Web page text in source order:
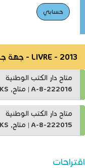
حسابي
LIVRE - 2013 - جهة جندوبة
متاح دار الكتب الوطنية
A-8-222016
| متاح, STACKS
متاح دار الكتب الوطنية
A-8-222015
| متاح, STACKS
اقتراحات